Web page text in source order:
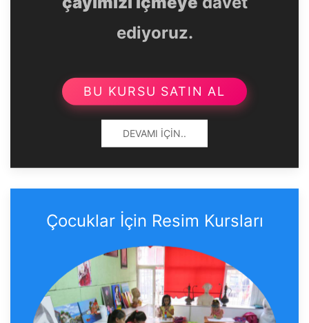
ediyoruz.
BU KURSU SATIN AL
DEVAMI İÇIN..
Çocuklar İçin Resim Kursları